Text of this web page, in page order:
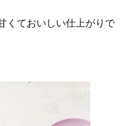
くておいしい仕上がりで